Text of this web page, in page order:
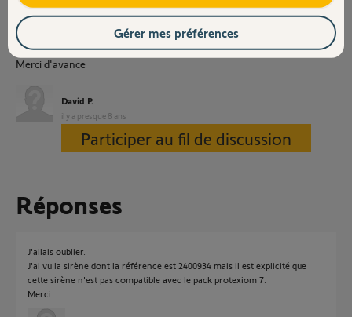
besoin. Mais est ce que ce pack serait compatible avec les détecteurs.
Je joins une photo des détecteurs. Je ne trouve pas leurs références.
Merci d'avance
David P.
il y a presque 8 ans
Participer au fil de discussion
Réponses
J'allais oublier.
J'ai vu la sirène dont la référence est 2400934 mais il est explicité que
cette sirène n'est pas compatible avec le pack protexiom 7.
Merci
Gérer mes préférences